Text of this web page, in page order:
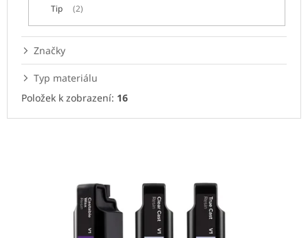
Tip 2
Značky
Typ materiálu
Položek k zobrazení: 16